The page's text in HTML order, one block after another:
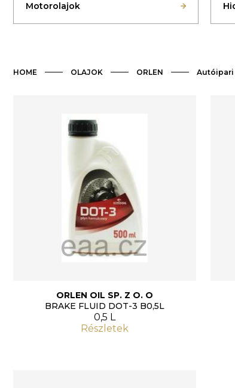
Motorolajok
HOME OLAJOK ORLEN
ORLEN OIL SP. Z O. O
BRAKE FLUID DOT-3 B0,5L
0,5 L
Részletek